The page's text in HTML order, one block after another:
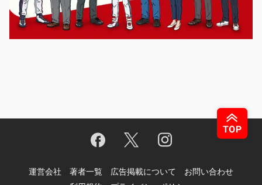
運営会社 著者一覧 広告掲載について
お問い合わせ